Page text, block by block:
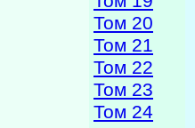
Том 20
Том 21
Том 22
Том 23
Том 24